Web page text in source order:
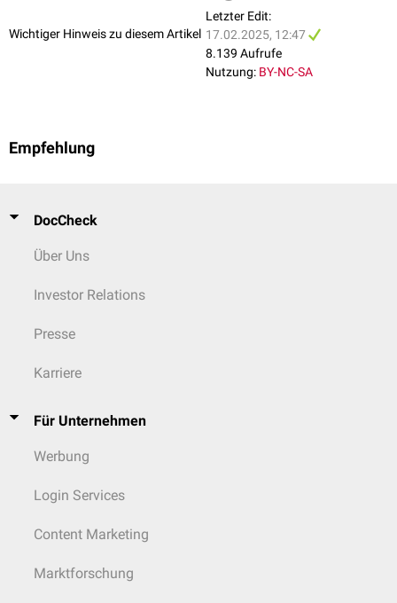
Wichtiger Hinweis zu diesem Artikel
Letzter Edit:
17.02.2025, 12:47
8.139 Aufrufe
Nutzung: BY-NC-SA
Empfehlung
DocCheck
Über Uns
Investor Relations
Presse
Karriere
Für Unternehmen
Werbung
Login Services
Content Marketing
Marktforschung